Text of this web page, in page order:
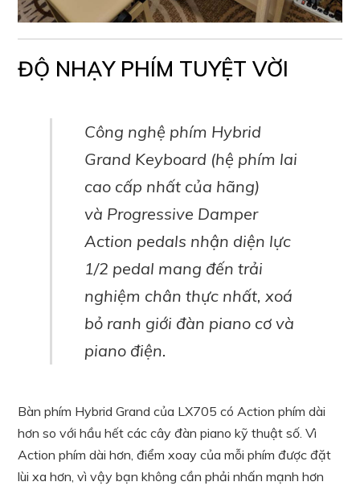
ĐỘ NHẠY PHÍM TUYỆT VỜI
Công nghệ phím Hybrid
Grand Keyboard (hệ phím lai
cao cấp nhất của hãng)
và Progressive Damper
Action pedals nhận diện lực
1/2 pedal mang đến trải
nghiệm chân thực nhất, xoá
bỏ ranh giới đàn piano cơ và
piano điện.
Bàn phím Hybrid Grand của LX705 có Action phím dài
hơn so với hầu hết các cây đàn piano kỹ thuật số. Vì
Action phím dài hơn, điểm xoay của mỗi phím được đặt
lùi xa hơn, vì vậy bạn không cần phải nhấn mạnh hơn